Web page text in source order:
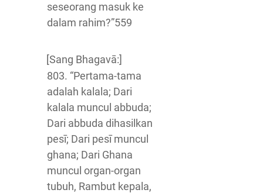
seseorang masuk ke
dalam rahim?”559
[Sang Bhagavā:]
803. “Pertama-tama
adalah kalala; Dari
kalala muncul abbuda;
Dari abbuda dihasilkan
pesī; Dari pesī muncul
ghana; Dari Ghana
muncul organ-organ
tubuh, Rambut kepala,